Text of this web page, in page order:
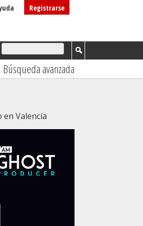
Registrarse
Búsqueda avanzada
Valencia